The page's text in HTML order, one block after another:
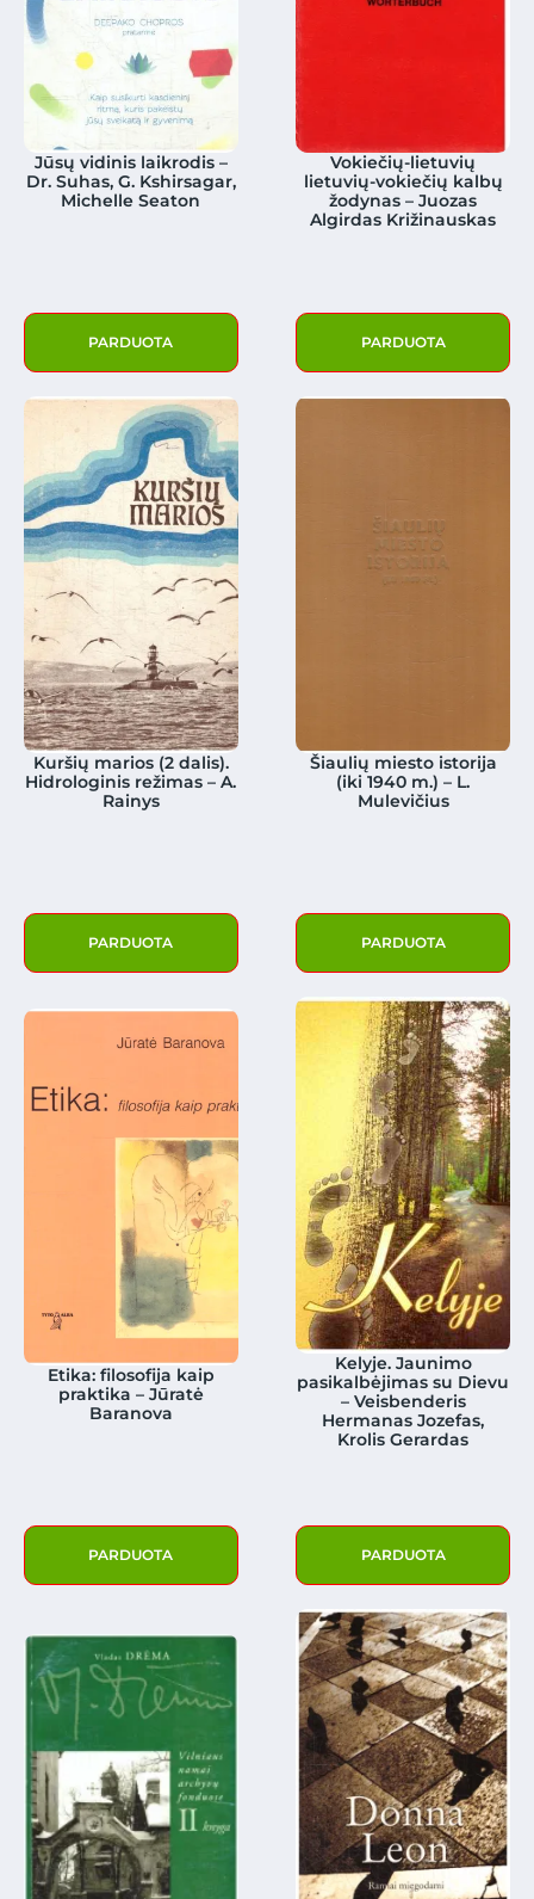
Jūsų vidinis laikrodis –
Dr. Suhas, G. Kshirsagar,
Michelle Seaton
PARDUOTA
Vokiečių-lietuvių
lietuvių-vokiečių kalbų
žodynas – Juozas
Algirdas Križinauskas
PARDUOTA
Kuršių marios (2 dalis).
Hidrologinis režimas – A.
Rainys
PARDUOTA
Šiaulių miesto istorija
(iki 1940 m.) – L.
Mulevičius
PARDUOTA
Etika: filosofija kaip
praktika – Jūratė
Baranova
PARDUOTA
Kelyje. Jaunimo
pasikalbėjimas su Dievu
– Veisbenderis
Hermanas Jozefas,
Krolis Gerardas
PARDUOTA